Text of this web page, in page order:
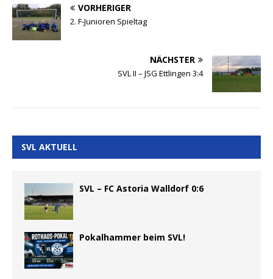
VORHERIGER
2. F-Junioren Spieltag
NÄCHSTER
SVL II – JSG Ettlingen 3:4
SVL AKTUELL
SVL – FC Astoria Walldorf 0:6
Pokalhammer beim SVL!